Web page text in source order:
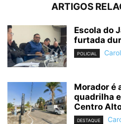
ARTIGOS
Escola do
furtada
POLICIAL
Morador é
quadrilha
Centro
DESTAQUE